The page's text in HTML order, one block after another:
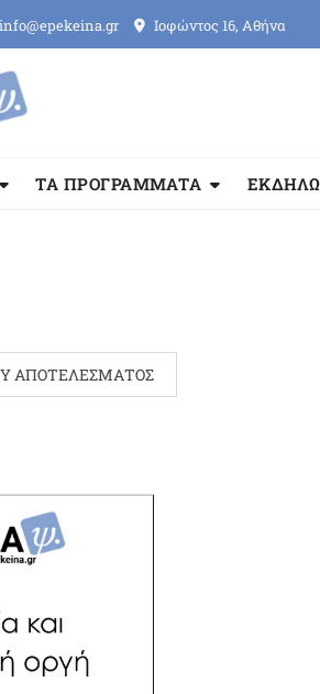
info@epekeina.gr Ιοφώντος 16, Αθήνα
ΤΑ ΠΡΟΓΡΑΜΜΑΤΑ
ΑΠΟΤΕΛΈΣΜΑΤΟΣ